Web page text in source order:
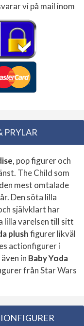
vi på mail inom
PRYLAR
, pop figurer och
The Child som
mest omtalade
Den söta lilla
självklart har
lilla varelsen till sitt
plushfigurer likväl
actionfigurer i
in Baby Yoda
från Star Wars